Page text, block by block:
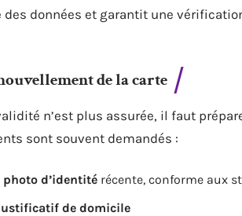
des données et garantit une
de la carte
n’est plus assurée, il faut
sont souvent demandés :
photo d’identité récente, conforme aux
de domicile